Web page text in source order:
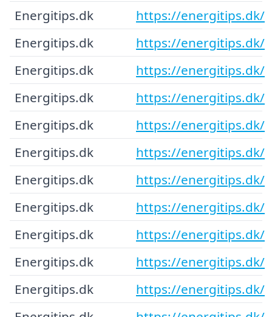
Energitips.dk
https://energitips.dk/
Energitips.dk
https://energitips.dk/
Energitips.dk
https://energitips.dk/
Energitips.dk
https://energitips.dk/
Energitips.dk
https://energitips.dk/
Energitips.dk
https://energitips.dk/
Energitips.dk
https://energitips.dk/
Energitips.dk
https://energitips.dk/
Energitips.dk
https://energitips.dk/
Energitips.dk
https://energitips.dk/
Energitips.dk
https://energitips.dk/